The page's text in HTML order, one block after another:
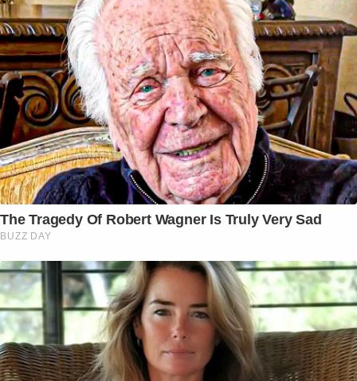
The Tragedy Of Robert Wagner Is Truly Very Sad
BUZZ DAY